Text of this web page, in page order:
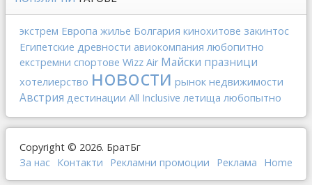
экстрем Европа жилье Болгария кинохитове закинтос
Египетские древности авиокомпания любопитно
екстремни спортове Wizz Air Майски празници
хотелиерство новости рынок недвижимости
Австрия дестинации All Inclusive летища любопытно
Copyright © 2026. БратБг
За нас Контакти Рекламни промоции Реклама Home